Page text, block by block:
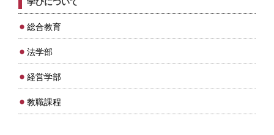
総合教育
法学部
経営学部
教職課程